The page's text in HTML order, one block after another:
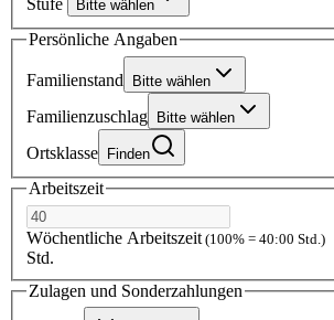
Stufe Bitte wählen
Persönliche Angaben
Familienstand Bitte wählen
Familienzuschlag Bitte wählen
Ortsklasse Finden
Arbeitszeit
Wöchentliche Arbeitszeit (100% = 40:00 Std.)
Std.
Zulagen und Sonderzahlungen